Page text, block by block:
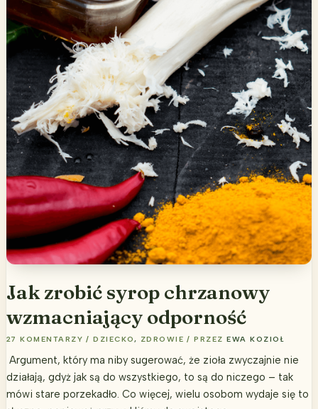
Jak zrobić syrop chrzanowy
wzmacniający odporność
27 KOMENTARZY /DZIECKO, ZDROWIE / PRZEZEWA KOZIOŁ
Argument, który ma niby sugerować, że zioła zwyczajnie nie
działają, gdyż jak są do wszystkiego, to są do niczego – tak
mówi stare porzekadło. Co więcej, wielu osobom wydaje się to